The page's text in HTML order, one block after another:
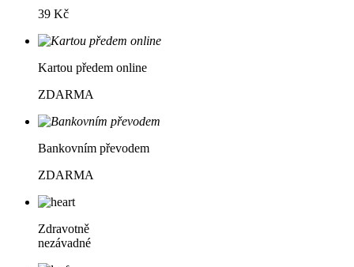
39 Kč
Kartou předem online
ZDARMA
Bankovním převodem
ZDARMA
Zdravotně
nezávadné